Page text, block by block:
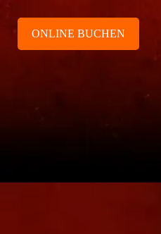
ONLINE BUCHEN